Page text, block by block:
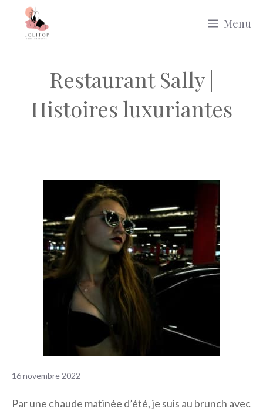
Menu
Restaurant Sally |
Histoires luxuriantes
16 novembre 2022
Par une chaude matinée d’été, je suis au brunch avec